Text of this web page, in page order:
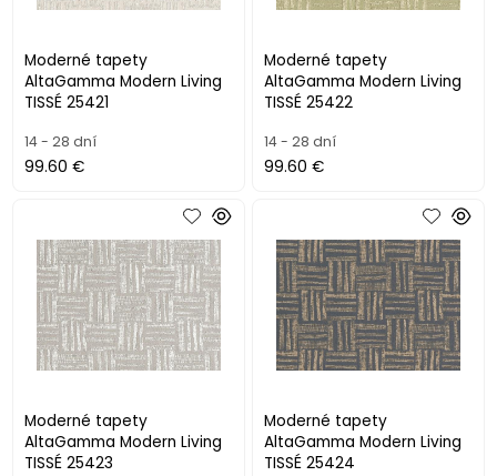
Moderné tapety
AltaGamma Modern Living
TISSÉ 25421
14 - 28 dní
99.60 €
Moderné tapety
AltaGamma Modern Living
TISSÉ 25422
14 - 28 dní
99.60 €
Moderné tapety
AltaGamma Modern Living
TISSÉ 25423
Moderné tapety
AltaGamma Modern Living
TISSÉ 25424